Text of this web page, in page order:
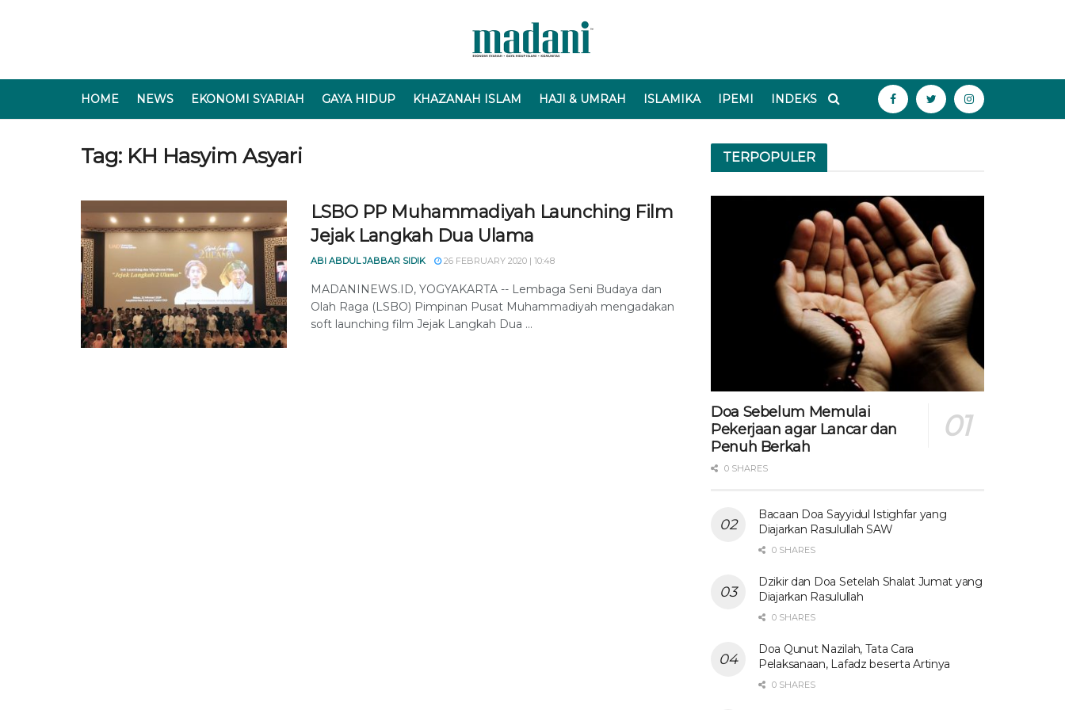
HOME NEWS EKONOMI SYARIAH GAYA HIDUP KHAZANAH ISLAM HAJI & UMRAH ISLAMIKA IPEMI INDEKS
Tag: KH Hasyim Asyari
LSBO PP Muhammadiyah Launching Film
Jejak Langkah Dua Ulama
ABI ABDUL JABBAR SIDIK 26 FEBRUARY 2020 | 10:48
MADANINEWS.ID, YOGYAKARTA -- Lembaga Seni Budaya dan
Olah Raga (LSBO) Pimpinan Pusat Muhammadiyah mengadakan
soft launching film Jejak Langkah Dua ...
TERPOPULER
Doa Sebelum Memulai
Pekerjaan agar Lancar dan
Penuh Berkah
0 SHARES
Bacaan Doa Sayyidul Istighfar yang
Diajarkan Rasulullah SAW
0 SHARES
Dzikir dan Doa Setelah Shalat Jumat yang
Diajarkan Rasulullah
0 SHARES
Doa Qunut Nazilah, Tata Cara
Pelaksanaan, Lafadz beserta Artinya
0 SHARES